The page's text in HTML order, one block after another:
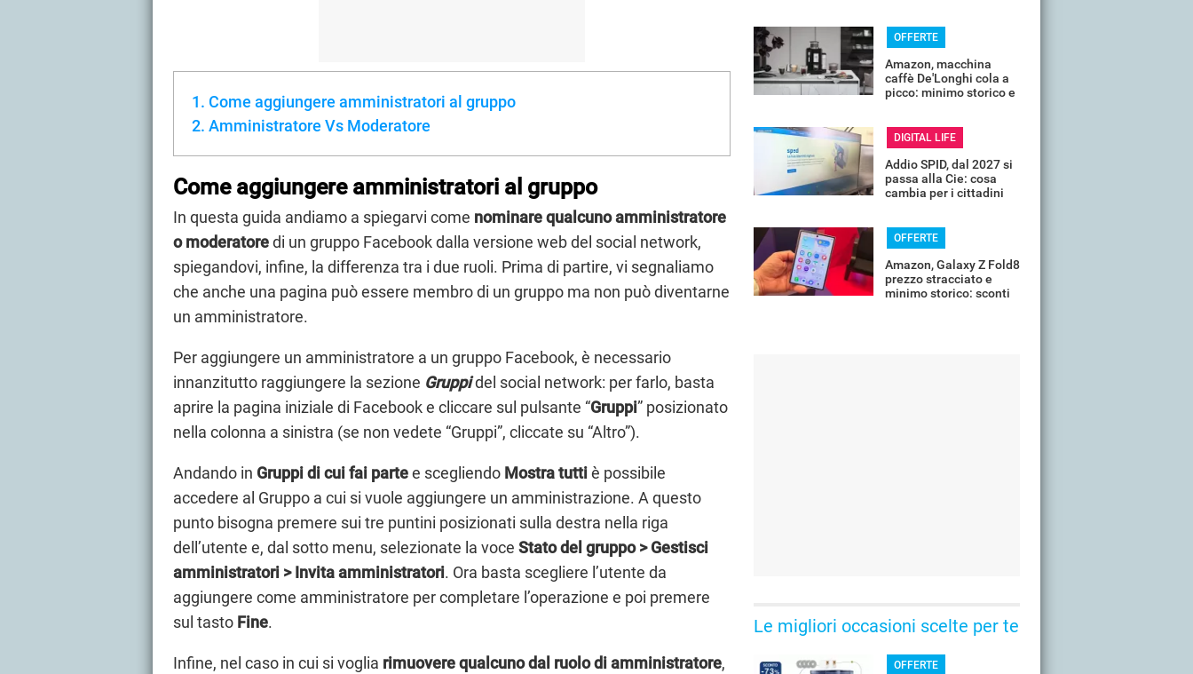
Come aggiungere amministratori al gruppo
Amministratore Vs Moderatore
Come aggiungere amministratori al gruppo
In questa guida andiamo a spiegarvi come nominare qualcuno amministratore
o moderatoredi un gruppo Facebook dalla versione web del social network,
spiegandovi, infine, la differenza tra i due ruoli. Prima di partire, vi segnaliamo
che anche una pagina può essere membro di un gruppo ma non può diventarne
un amministratore.
Per aggiungere un amministratore a un gruppo Facebook, è necessario
innanzitutto raggiungere la sezione Gruppidel social network: per farlo, basta
aprire la pagina iniziale di Facebook e cliccare sul pulsante “Gruppi” posizionato
nella colonna a sinistra (se non vedete “Gruppi”, cliccate su “Altro”).
Andando in Gruppi di cui fai partee scegliendo Mostra tuttiè possibile
accedere al Gruppo a cui si vuole aggiungere un amministrazione. A questo
punto bisogna premere sui tre puntini posizionati sulla destra nella riga
dell’utente e, dal sotto menu, selezionate la voce Stato del gruppo > Gestisci
amministratori > Invita amministratori. Ora basta scegliere l’utente da
aggiungere come amministratore per completare l’operazione e poi premere
sul tasto Fine.
Infine, nel caso in cui si voglia rimuovere qualcuno dal ruolo di amministratore,
OFFERTE
Amazon, macchina
caffè De'Longhi cola a
picco: minimo storico e
DIGITAL LIFE
Addio SPID, dal 2027 si
passa alla Cie: cosa
cambia per i cittadini
OFFERTE
Amazon, Galaxy Z Fold8
prezzo stracciato e
minimo storico: sconti
Le migliori occasioni scelte per te
OFFERTE